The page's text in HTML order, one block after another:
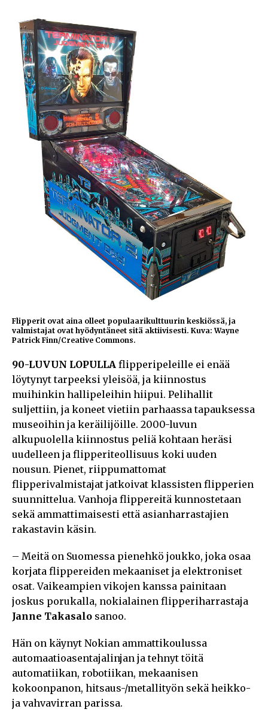
Flipperit ovat aina olleet populaarikulttuurin keskiössä, ja
valmistajat ovat hyödyntäneet sitä aktiivisesti. Kuva: Wayne
Patrick Finn/Creative Commons.
90-LUVUN LOPULLA flipperipeleille ei enää
löytynyt tarpeeksi yleisöä, ja kiinnostus
muihinkin hallipeleihin hiipui. Pelihallit
suljettiin, ja koneet vietiin parhaassa tapauksessa
museoihin ja keräilijöille. 2000-luvun
alkupuolella kiinnostus peliä kohtaan heräsi
uudelleen ja flipperiteollisuus koki uuden
nousun. Pienet, riippumattomat
flipperivalmistajat jatkoivat klassisten flipperien
suunnittelua. Vanhoja flippereitä kunnostetaan
sekä ammattimaisesti että asianharrastajien
rakastavin käsin.
– Meitä on Suomessa pienehkö joukko, joka osaa
korjata flippereiden mekaaniset ja elektroniset
osat. Vaikeampien vikojen kanssa painitaan
joskus porukalla, nokialainen flipperiharrastaja
Janne Takasalo sanoo.
Hän on käynyt Nokian ammattikoulussa
automaatioasentajalinjan ja tehnyt töitä
automatiikan, robotiikan, mekaanisen
kokoonpanon, hitsaus-/metallityön sekä heikko-
ja vahvavirran parissa.